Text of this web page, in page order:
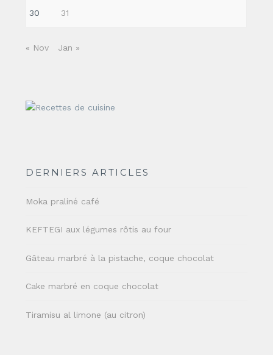
30 31
« Nov Jan »
DERNIERS ARTICLES
Moka praliné café
KEFTEGI aux légumes rôtis au four
Gâteau marbré à la pistache, coque chocolat
Cake marbré en coque chocolat
Tiramisu al limone (au citron)